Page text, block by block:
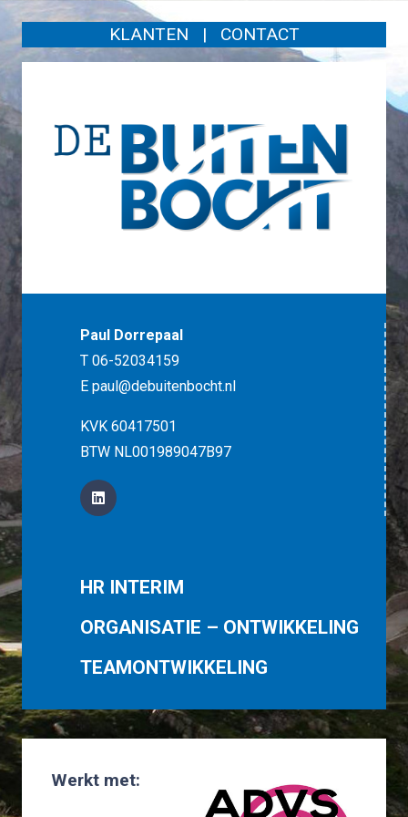
KLANTEN | CONTACT
Paul Dorrepaal
T 06-52034159
E paul@debuitenbocht.nl
KVK 60417501
BTW NL001989047B97
HR INTERIM
ORGANISATIE – ONTWIKKELING
TEAMONTWIKKELING
Werkt met: